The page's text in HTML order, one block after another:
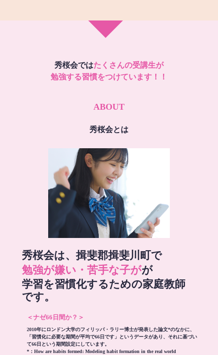
秀桜会ではたくさんの受講生が
勉強する習慣をつけています！！
ABOUT
秀桜会とは
秀桜会は、揖斐郡揖斐川町で
勉強が嫌い・苦手な子がが
学習を習慣化するための家庭教師
です。
＜ナゼ66日間か？＞
2010年にロンドン大学のフィリッパ・ラリー博士が発表した論文*のなかに、
「習慣化に必要な期間が平均で66日です」というデータがあり、それに基づい
て66日という期間設定にしています。
*： How are habits formed: Modeling habit formation in the real world